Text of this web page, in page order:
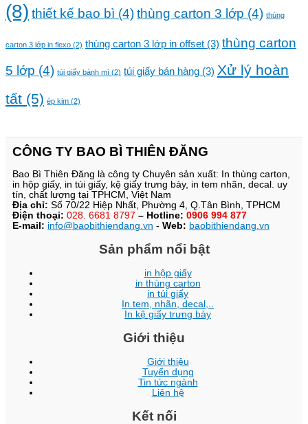
(8) thiết kế bao bì (4)thùng carton 3 lớp (4) thùng
carton 3 lớp in flexo (2) thùng carton 3 lớp in offset (3) thùng carton
5 lớp (4) túi giấy bánh mì (2) túi giấy bán hàng (3) Xử lý hoàn
tất (5) ép kim (2)
CÔNG TY BAO BÌ THIÊN ĐĂNG
Bao Bì Thiên Đăng là công ty Chuyên sản xuất: In thùng carton,
in hộp giấy, in túi giấy, kệ giấy trưng bày, in tem nhãn, decal. uy
tín, chất lượng tại TPHCM, Việt Nam
Địa chỉ: Số 70/22 Hiệp Nhất, Phường 4, Q.Tân Bình, TPHCM
Điện thoại: 028. 6681 8797 – Hotline: 0906 994 877
E-mail: info@baobithiendang.vn - Web: baobithiendang.vn
Sản phẩm nổi bật
in hộp giấy
in thùng carton
in túi giấy
In tem, nhãn, decal,..
In kệ giấy trưng bày
Giới thiệu
Giới thiệu
Tuyển dụng
Tin tức ngành
Liên hệ
Kết nối